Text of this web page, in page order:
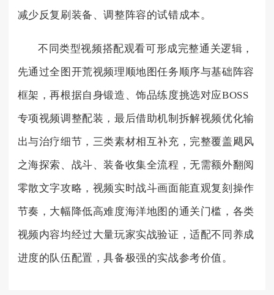
减少反复刷装备、调整阵容的试错成本。
不同类型视频搭配观看可形成完整通关逻辑，
先通过全图开荒视频理顺地图任务顺序与基础阵容
框架，再根据自身锻造、饰品练度挑选对应BOSS
专项视频调整配装，最后借助机制拆解视频优化输
出与治疗细节，三类素材相互补充，完整覆盖飓风
之海探索、战斗、装备收集全流程，无需额外翻阅
零散文字攻略，视频实时战斗画面能直观复刻操作
节奏，大幅降低高难度海洋地图的通关门槛，各类
视频内容均经过大量玩家实战验证，适配不同养成
进度的队伍配置，具备极强的实战参考价值。